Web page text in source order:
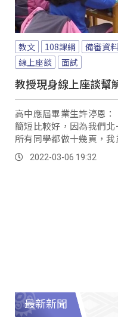
教文 108課綱 備審資料
線上座談
面試
教授現身線上座談幫
高中應屆畢業生許渟恩
簡短比較好，因為我們
所有同學都做十幾頁，我
單然後就一頁完成，所以
2022-03-06 19:32
最新新聞